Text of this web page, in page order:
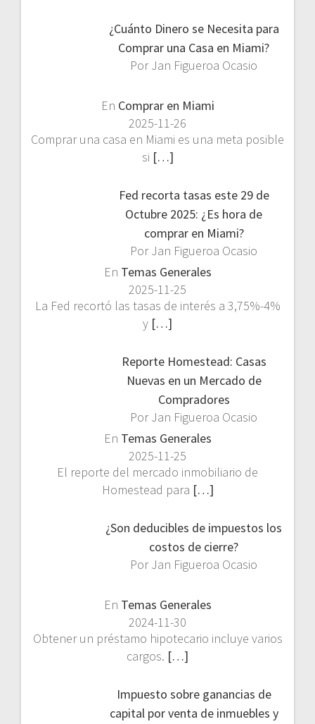
¿Cuánto Dinero se Necesita para
Comprar una Casa en Miami?
Por Jan Figueroa Ocasio
En Comprar en Miami
2025-11-26
Comprar una casa en Miami es una meta posible
si […]
Fed recorta tasas este 29 de
Octubre 2025: ¿Es hora de
comprar en Miami?
Por Jan Figueroa Ocasio
En Temas Generales
2025-11-25
La Fed recortó las tasas de interés a 3,75%-4%
y […]
Reporte Homestead: Casas
Nuevas en un Mercado de
Compradores
Por Jan Figueroa Ocasio
En Temas Generales
2025-11-25
El reporte del mercado inmobiliario de
Homestead para […]
¿Son deducibles de impuestos los
costos de cierre?
Por Jan Figueroa Ocasio
En Temas Generales
2024-11-30
Obtener un préstamo hipotecario incluye varios
cargos. […]
Impuesto sobre ganancias de
capital por venta de inmuebles y